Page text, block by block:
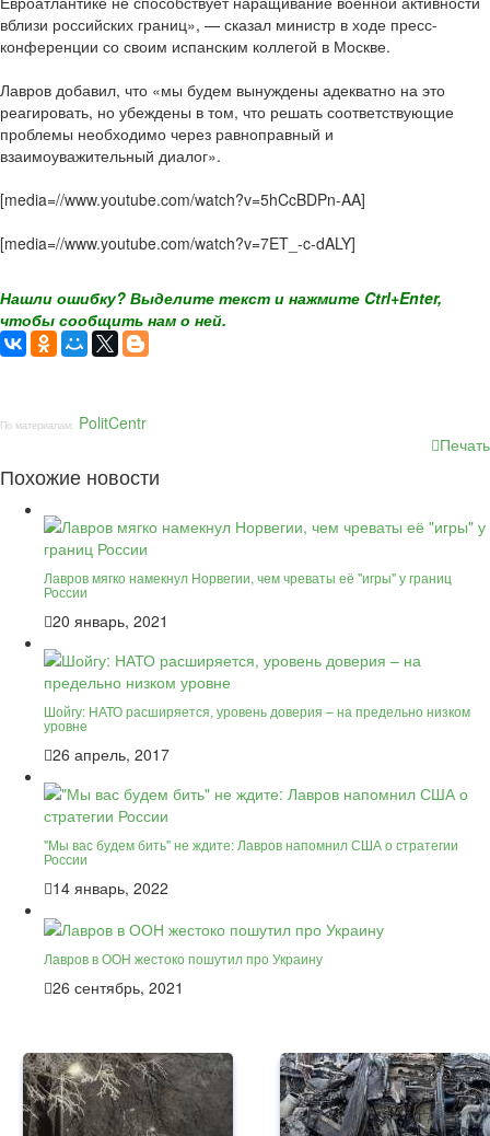
вблизи российских границ», — сказал министр в ходе пресс-
конференции со своим испанским коллегой в Москве.
Лавров добавил, что «мы будем вынуждены адекватно на это
реагировать, но убеждены в том, что решать соответствующие
проблемы необходимо через равноправный и
взаимоуважительный диалог».
[media=//www.youtube.com/watch?v=5hCcBDPn-AA]
[media=//www.youtube.com/watch?v=7ET_-c-dALY]
Нашли ошибку? Выделите текст и нажмите Ctrl+Enter,
чтобы сообщить нам о ней.
По материалам: PolitCentr
Печать
Похожие новости
Лавров мягко намекнул Норвегии, чем чреваты её "игры" у границ
России
20 январь, 2021
Шойгу: НАТО расширяется, уровень доверия – на предельно низком
уровне
26 апрель, 2017
"Мы вас будем бить" не ждите: Лавров напомнил США о стратегии
России
14 январь, 2022
Лавров в ООН жестоко пошутил про Украину
26 сентябрь, 2021